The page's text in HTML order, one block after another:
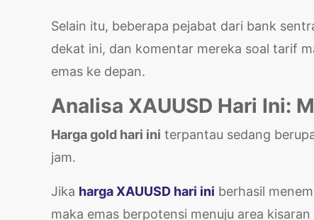
Selain itu, beberapa pejabat dari bank
dekat ini, dan komentar mereka soal tarif
emas ke depan.
Analisa XAUUSD Hari Ini:
Harga gold hari ini terpantau sedang
jam.
Jika harga XAUUSD hari ini berhasil
maka emas berpotensi menuju area